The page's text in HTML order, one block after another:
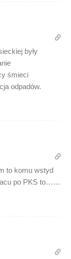
były
śmieci
odpadów.
to komu wstyd
po PKS to……